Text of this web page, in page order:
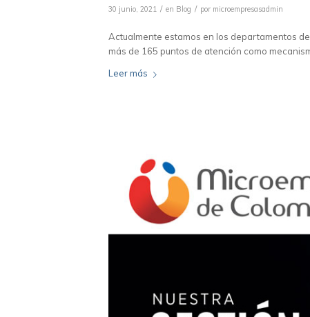
30 junio, 2021 / en Blog / por microempresasadmin
Actualmente estamos en los departamentos
más de 165 puntos de atención como
Leer más